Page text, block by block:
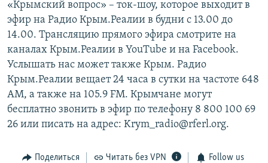
«Крымский вопрос» – ток-шоу, которое выходит в
эфир на Радио Крым.Реалии в будни с 13.00 до
14.00. Трансляцию прямого эфира смотрите на
каналах Крым.Реалии в YouTube и на Facebook.
Услышать нас может также Крым. Радио
Крым.Реалии вещает 24 часа в сутки на частоте 648
АМ, а также на 105.9 FM. Крымчане могут
бесплатно звонить в эфир по телефону 8 800 100 69
26 или писать на адрес: Krym_radio@rferl.org.
Поделиться Читать без VPN Follow us